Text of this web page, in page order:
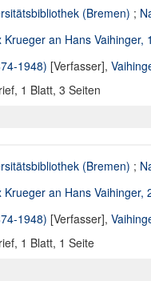
(Bremen) ;
Krueger an Hans Vaihinger,
1948) [Verfasser],
1 Blatt, 3 Seiten
(Bremen) ;
Krueger an Hans Vaihinger,
1948) [Verfasser],
1 Blatt, 1 Seite